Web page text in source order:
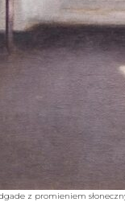
z promieniem